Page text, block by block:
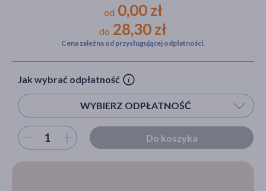
Hit
od 0,00 zł
do 28,30 zł
Cena zależna od przysługującej odpłatności.
Jak wybrać odpłatność
WYBIERZ ODPŁATNOŚĆ
Wybierz ilość Do koszyka